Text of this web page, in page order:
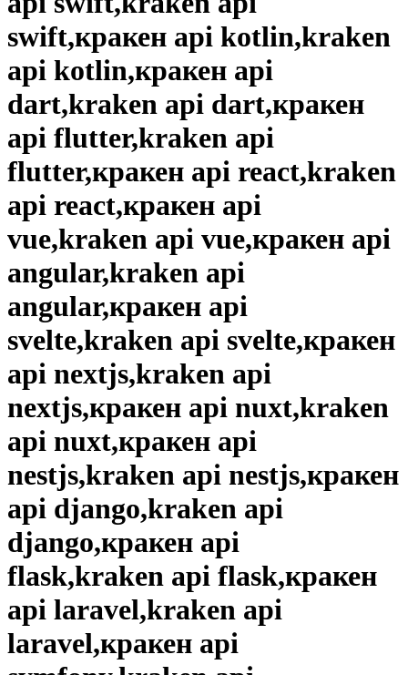
swift,кракен api kotlin,kraken
api kotlin,кракен api
dart,kraken api dart,кракен
api flutter,kraken api
flutter,кракен api react,kraken
api react,кракен api
vue,kraken api vue,кракен api
angular,kraken api
angular,кракен api
svelte,kraken api svelte,кракен
api nextjs,kraken api
nextjs,кракен api nuxt,kraken
api nuxt,кракен api
nestjs,kraken api nestjs,кракен
api django,kraken api
django,кракен api
flask,kraken api flask,кракен
api laravel,kraken api
laravel,кракен api